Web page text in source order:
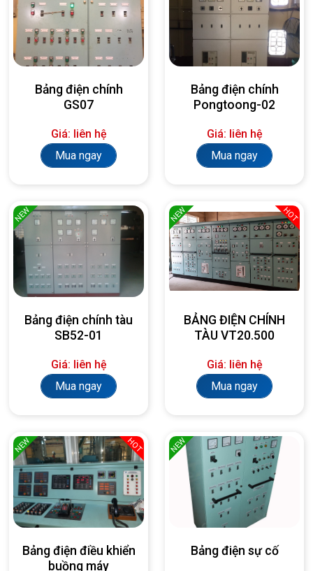
Bảng điện chính
GS07
Giá: liên hệ
Mua ngay
Bảng điện chính
Pongtoong-02
Giá: liên hệ
Mua ngay
NEW
Bảng điện chính tàu
SB52-01
Giá: liên hệ
Mua ngay
NEW HOT
BẢNG ĐIỆN CHÍNH
TÀU VT20.500
Giá: liên hệ
Mua ngay
NEW HOT
Bảng điện điều khiển
buồng máy
NEW
Bảng điện sự cố